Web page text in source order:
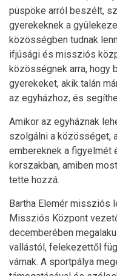
püspöke arról beszélt,
gyerekeknek a
közösségben tudnak
ifjúsági és missziós
közösségnek arra, hogy
gyerekeket, akik talán
az egyházhoz, és
Amikor az egyháznak
szolgálni a közösséget,
embereknek a figyelmét
korszakban, amiben
tette hozzá.
Bartha Elemér missziós
Missziós Központ
decemberében
vallástól, felekezettől
várnak. A sportpálya